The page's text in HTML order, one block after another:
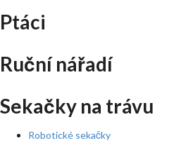
Ptáci
Ruční nářadí
Sekačky na trávu
Robotické sekačky